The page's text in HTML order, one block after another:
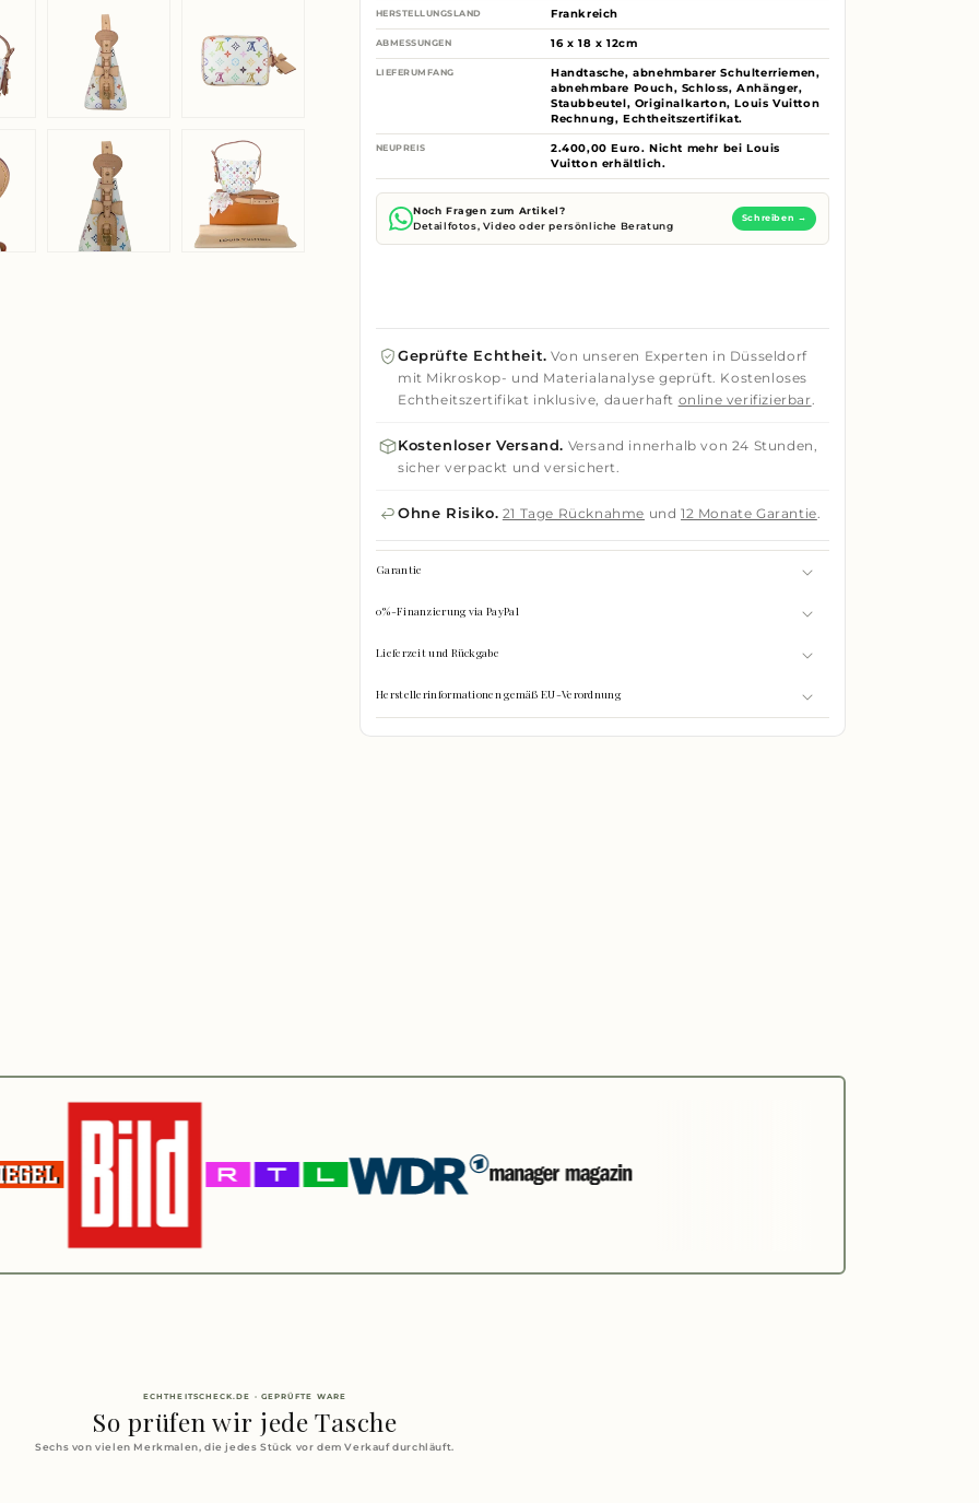
HERSTELLUNGSLAND Frankreich
ABMESSUNGEN 16 x 18 x 12cm
LIEFERUMFANG
Handtasche, abnehmbarer Schulterriemen,
abnehmbare Pouch, Schloss, Anhänger,
Staubbeutel, Originalkarton, Louis Vuitton
Rechnung, Echtheitszertifikat.
NEUPREIS
2.400,00 Euro. Nicht mehr bei Louis
Vuitton erhältlich.
Noch Fragen zum Artikel?
Detailfotos, Video oder persönliche Beratung
Schreiben →
Geprüfte Echtheit. Von unseren Experten in Düsseldorf
mit Mikroskop- und Materialanalyse geprüft. Kostenloses
Echtheitszertifikat inklusive, dauerhaft online verifizierbar
Kostenloser Versand. Versand innerhalb von 24 Stunden,
sicher verpackt und versichert.
Ohne Risiko. 21 Tage Rücknahme und12 Monate Garantie
Garantie
0%-Finanzierung via PayPal
Lieferzeit und Rückgabe
Herstellerinformationen gemäß EU-Verordnung
ECHTHEITSCHECK.DE · GEPRÜFTE WARE
So prüfen wir jede Tasche
Sechs von vielen Merkmalen, die jedes Stück vor dem Verkauf durchläuft.